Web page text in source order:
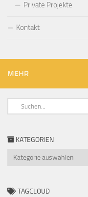
Private Projekte
Kontakt
MEHR
KATEGORIEN
TAGCLOUD